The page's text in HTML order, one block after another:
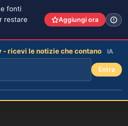
fonti
restare
Aggiungi ora
- ricevi le notizie che contano IA
Entra